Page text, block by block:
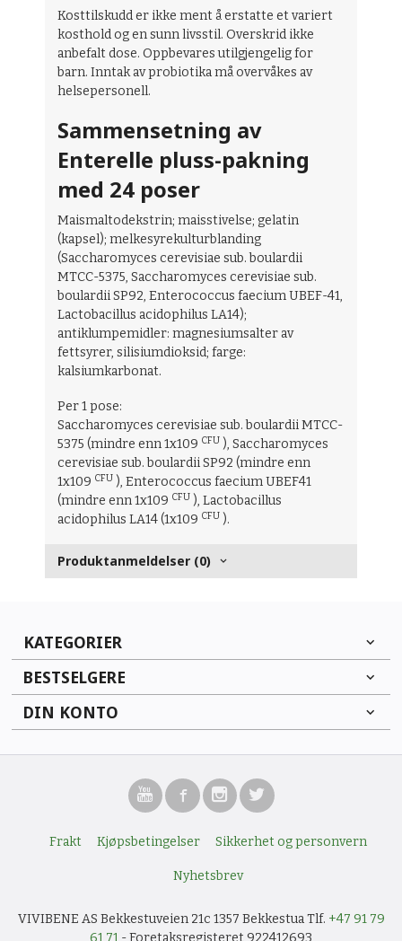
Kosttilskudd er ikke ment å erstatte et variert
kosthold og en sunn livsstil. Overskrid ikke
anbefalt dose. Oppbevares utilgjengelig for
barn. Inntak av probiotika må overvåkes av
helsepersonell.
Sammensetning av
Enterelle pluss-pakning
med 24 poser
Maismaltodekstrin; maisstivelse; gelatin
(kapsel); melkesyrekulturblanding
(Saccharomyces cerevisiae sub. boulardii
MTCC-5375, Saccharomyces cerevisiae sub.
boulardii SP92, Enterococcus faecium UBEF-41,
Lactobacillus acidophilus LA14);
antiklumpemidler: magnesiumsalter av
fettsyrer, silisiumdioksid; farge:
kalsiumkarbonat.
Per 1 pose:
Saccharomyces cerevisiae sub. boulardii MTCC-
5375 (mindre enn 1x109 CFU ), Saccharomyces
cerevisiae sub. boulardii SP92 (mindre enn
1x109 CFU ), Enterococcus faecium UBEF41
(mindre enn 1x109 CFU ), Lactobacillus
acidophilus LA14 (1x109 CFU ).
Produktanmeldelser (0)
KATEGORIER
BESTSELGERE
DIN KONTO
Frakt Kjøpsbetingelser Sikkerhet og personvern
Nyhetsbrev
VIVIBENE AS Bekkestuveien 21c 1357 Bekkestua Tlf. +47 91 79
61 71 - Foretaksregisteret 922412693